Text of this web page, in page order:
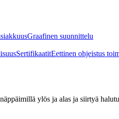
Graafinen suunnittelu
SertifikaatitEettinen ohjeistus
ylös ja alas ja siirtyä